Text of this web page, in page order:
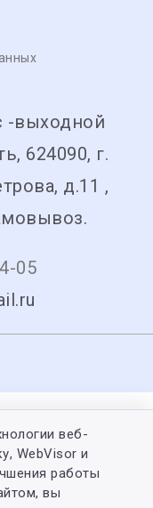
-выходной
624090, г.
д.11 ,
05
веб-
WebVisor и
работы
вы